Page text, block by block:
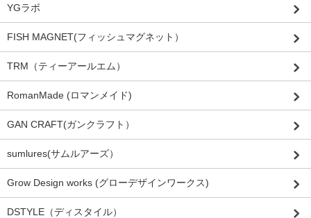
YGラボ
FISH MAGNET(フィッシュマグネット）
TRM（ティーアールエム）
RomanMade (ロマンメイド)
GAN CRAFT(ガンクラフト）
sumlures(サムルアーズ）
Grow Design works (グローデザインワークス)
DSTYLE（ディスタイル）